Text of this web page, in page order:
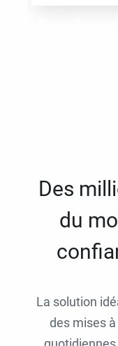
Des
du
La solution
des mises